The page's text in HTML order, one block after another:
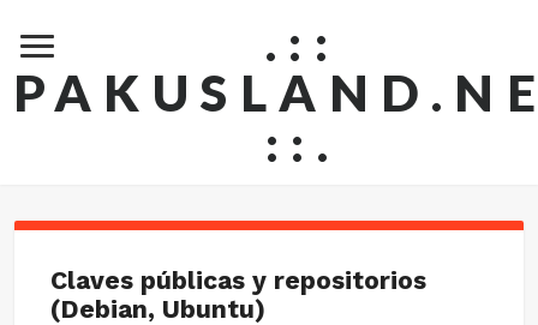
.::
::.
Claves públicas y repositorios
(Debian, Ubuntu)